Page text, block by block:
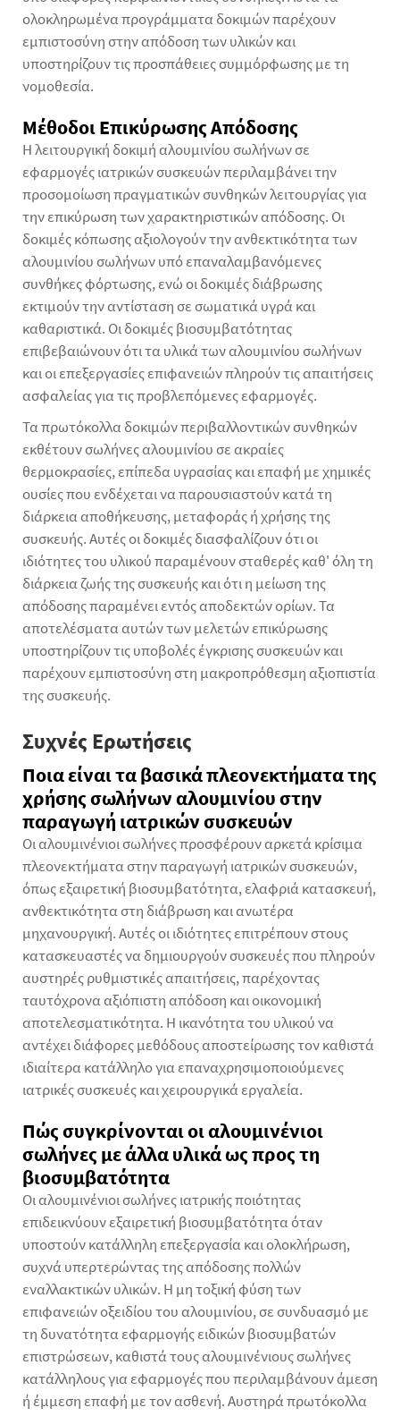
ολοκληρωμένα προγράμματα δοκιμών παρέχουν
εμπιστοσύνη στην απόδοση των υλικών και
υποστηρίζουν τις προσπάθειες συμμόρφωσης με τη
νομοθεσία.
Μέθοδοι Επικύρωσης Απόδοσης
Η λειτουργική δοκιμή αλουμινίου σωλήνων σε
εφαρμογές ιατρικών συσκευών περιλαμβάνει την
προσομοίωση πραγματικών συνθηκών λειτουργίας για
την επικύρωση των χαρακτηριστικών απόδοσης. Οι
δοκιμές κόπωσης αξιολογούν την ανθεκτικότητα των
αλουμινίου σωλήνων υπό επαναλαμβανόμενες
συνθήκες φόρτωσης, ενώ οι δοκιμές διάβρωσης
εκτιμούν την αντίσταση σε σωματικά υγρά και
καθαριστικά. Οι δοκιμές βιοσυμβατότητας
επιβεβαιώνουν ότι τα υλικά των αλουμινίου σωλήνων
και οι επεξεργασίες επιφανειών πληρούν τις απαιτήσεις
ασφαλείας για τις προβλεπόμενες εφαρμογές.
Τα πρωτόκολλα δοκιμών περιβαλλοντικών συνθηκών
εκθέτουν σωλήνες αλουμινίου σε ακραίες
θερμοκρασίες, επίπεδα υγρασίας και επαφή με χημικές
ουσίες που ενδέχεται να παρουσιαστούν κατά τη
διάρκεια αποθήκευσης, μεταφοράς ή χρήσης της
συσκευής. Αυτές οι δοκιμές διασφαλίζουν ότι οι
ιδιότητες του υλικού παραμένουν σταθερές καθ' όλη τη
διάρκεια ζωής της συσκευής και ότι η μείωση της
απόδοσης παραμένει εντός αποδεκτών ορίων. Τα
αποτελέσματα αυτών των μελετών επικύρωσης
υποστηρίζουν τις υποβολές έγκρισης συσκευών και
παρέχουν εμπιστοσύνη στη μακροπρόθεσμη αξιοπιστία
της συσκευής.
Συχνές Ερωτήσεις
Ποια είναι τα βασικά πλεονεκτήματα της
χρήσης σωλήνων αλουμινίου στην
παραγωγή ιατρικών συσκευών
Οι αλουμινένιοι σωλήνες προσφέρουν αρκετά κρίσιμα
πλεονεκτήματα στην παραγωγή ιατρικών συσκευών,
όπως εξαιρετική βιοσυμβατότητα, ελαφριά κατασκευή,
ανθεκτικότητα στη διάβρωση και ανωτέρα
μηχανουργική. Αυτές οι ιδιότητες επιτρέπουν στους
κατασκευαστές να δημιουργούν συσκευές που πληρούν
αυστηρές ρυθμιστικές απαιτήσεις, παρέχοντας
ταυτόχρονα αξιόπιστη απόδοση και οικονομική
αποτελεσματικότητα. Η ικανότητα του υλικού να
αντέχει διάφορες μεθόδους αποστείρωσης τον καθιστά
ιδιαίτερα κατάλληλο για επαναχρησιμοποιούμενες
ιατρικές συσκευές και χειρουργικά εργαλεία.
Πώς συγκρίνονται οι αλουμινένιοι
σωλήνες με άλλα υλικά ως προς τη
βιοσυμβατότητα
Οι αλουμινένιοι σωλήνες ιατρικής ποιότητας
επιδεικνύουν εξαιρετική βιοσυμβατότητα όταν
υποστούν κατάλληλη επεξεργασία και ολοκλήρωση,
συχνά υπερτερώντας της απόδοσης πολλών
εναλλακτικών υλικών. Η μη τοξική φύση των
επιφανειών οξειδίου του αλουμινίου, σε συνδυασμό με
τη δυνατότητα εφαρμογής ειδικών βιοσυμβατών
επιστρώσεων, καθιστά τους αλουμινένιους σωλήνες
κατάλληλους για εφαρμογές που περιλαμβάνουν άμεση
ή έμμεση επαφή με τον ασθενή. Αυστηρά πρωτόκολλα